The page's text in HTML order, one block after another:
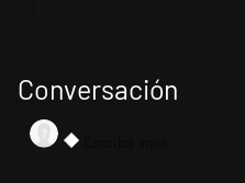
Conversación